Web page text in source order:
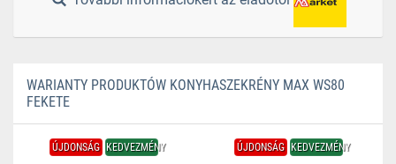
WARIANTY PRODUKTÓW KONYHASZEKRÉNY MAX WS80
FEKETE
ÚJDONSÁG KEDVEZMÉNY ÚJDONSÁG KEDVEZMÉNY